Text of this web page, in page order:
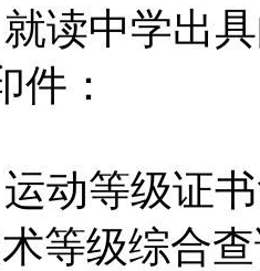
中学出具
件：
等级证书
等级综合